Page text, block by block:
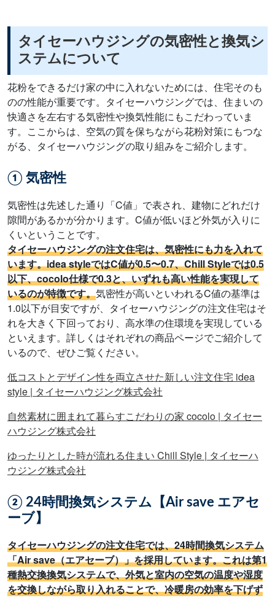
タイセーハウジングの気密性と換気シ
ステムについて
花粉をできるだけ家の中に入れないためには、住宅そのも
のの性能が重要です。タイセーハウジングでは、住まいの
快適さを左右する気密性や換気性能にもこだわっていま
す。ここからは、空気の質を保ちながら花粉対策にもつな
がる、タイセーハウジングの取り組みをご紹介します。
① 気密性
気密性は先述した通り「C値」で表され、建物にどれだけ
隙間があるかが分かります。C値が低いほど外気が入りに
くいということです。
タイセーハウジングの注文住宅は、気密性にも力を入れて
います。idea styleではC値が0.5〜0.7、Chill Styleでは0.5
以下、cocolo仕様で0.3と、いずれも高い性能を実現して
いるのが特徴です。気密性が高いといわれるC値の基準は
1.0以下が目安ですが、タイセーハウジングの注文住宅はそ
れを大きく下回っており、高水準の住環境を実現している
といえます。詳しくはそれぞれの商品ページでご紹介して
いるので、ぜひご覧ください。
低コストとデザイン性を両立させた新しい注文住宅 idea
style | タイセーハウジング株式会社
自然素材に囲まれて暮らすこだわりの家 cocolo | タイセー
ハウジング株式会社
ゆったりとした時が流れる住まい Chill Style | タイセーハ
ウジング株式会社
② 24時間換気システム【Air save エアセ
ーブ】
タイセーハウジングの注文住宅では、24時間換気システム
「Air save（エアセーブ）」を採用しています。これは第1
種熱交換換気システムで、外気と室内の空気の温度や湿度
を交換しながら取り入れることで、冷暖房の効率を下げず